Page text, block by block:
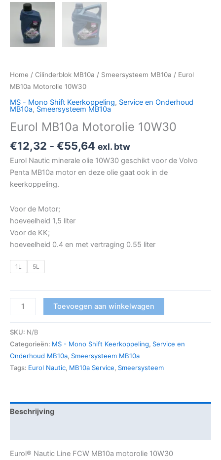
Home / Cilinderblok MB10a / Smeersysteem MB10a / Eurol
MB10a Motorolie 10W30
MS - Mono Shift Keerkoppeling, Service en Onderhoud
MB10a, Smeersysteem MB10a
Eurol MB10a Motorolie 10W30
€12,32 - €55,64 exl. btw
Eurol Nautic minerale olie 10W30 geschikt voor de Volvo
Penta MB10a motor en deze olie gaat ook in de
keerkoppeling.
Voor de Motor;
hoeveelheid 1,5 liter
Voor de KK;
hoeveelheid 0.4 en met vertraging 0.55 liter
1L 5L
Toevoegen aan winkelwagen
SKU: N/B
Categorieën: MS - Mono Shift Keerkoppeling, Service en
Onderhoud MB10a, Smeersysteem MB10a
Tags: Eurol Nautic, MB10a Service, Smeersysteem
Beschrijving
Eurol® Nautic Line FCW MB10a motorolie 10W30